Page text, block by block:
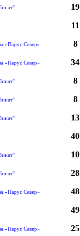
19
11
«Парус Север» 8
«Парус Север» 34
8
8
13
40
10
28
«Парус Север» 48
49
«Парус Север» 25